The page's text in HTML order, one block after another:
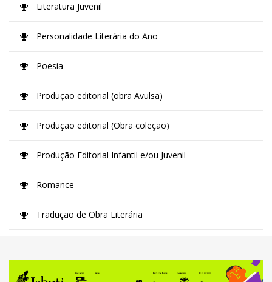
Literatura Juvenil
Personalidade Literária do Ano
Poesia
Produção editorial (obra Avulsa)
Produção editorial (Obra coleção)
Produção Editorial Infantil e/ou Juvenil
Romance
Tradução de Obra Literária